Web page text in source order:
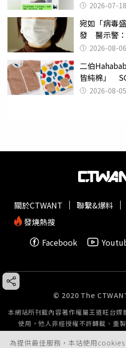
2026-07-18
宛如「病毒
發 醫示警
2026-08-06
二伯
皆純棉」
聚酯纖維
2026-08-05
為提供最佳服務，本站使用
關於CTWANT 聯繫&爆料
發燒熱搜
Facebook
© 2020 The
本網站所刊載內容著作權屬王道旺台
使用，他人非經授權不許轉載、重